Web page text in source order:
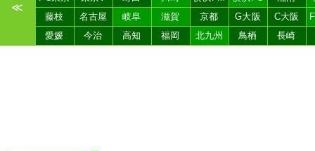
≪
藤枝
名古屋 岐阜 滋賀 京都 G大阪 C大阪
愛媛
今治 高知 福岡 北九州 鳥栖 長崎